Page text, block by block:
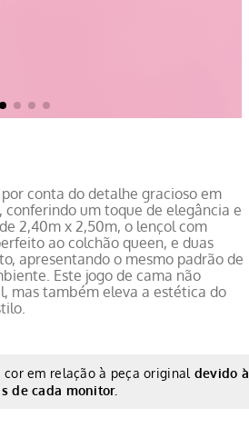
conta do detalhe gracioso em
um toque de elegância e
2,40m x 2,50m, o lençol com
ao colchão queen, e duas
apresentando o mesmo padrão de
Este jogo de cama não
mas também eleva a estética do
em relação à peça original devido à
de cada monitor.